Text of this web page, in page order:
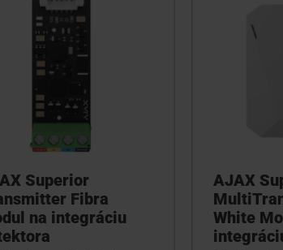
Superior
Fibra
na integráciu
AJAX
White